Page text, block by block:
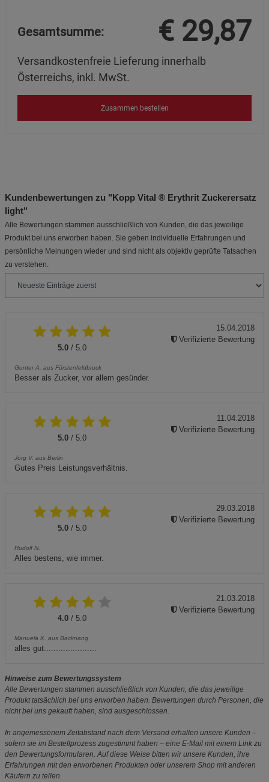
Gesamtsumme: € 29,87
Versandkostenfreie Lieferung innerhalb
Österreichs, inkl. MwSt.
Zusammen bestellen
Kundenbewertungen zu "Kopp Vital ® Erythrit Zuckerersatz
light"
Alle Bewertungen stammen ausschließlich von Kunden, die das jeweilige
Produkt bei uns erworben haben. Sie geben individuelle Erfahrungen und
persönliche Meinungen wieder und sind nicht als objektiv geprüfte Tatsachen
zu verstehen.
5.0 / 5.0
Gunter A. aus Fürstenfeldbruck
Besser als Zucker, vor allem gesünder.
15.04.2018
Verifizierte Bewertung
5.0 / 5.0
Jörg V. aus Berlin
Gutes Preis Leistungsverhältnis.
11.04.2018
Verifizierte Bewertung
5.0 / 5.0
Rudolf N.
Alles bestens, wie immer.
29.03.2018
Verifizierte Bewertung
4.0 / 5.0
Manuela K. aus Backnang
alles gut......................
21.03.2018
Verifizierte Bewertung
Hinweise zum Bewertungssystem
Alle Bewertungen stammen ausschließlich von Kunden, die das jeweilige
Produkt tatsächlich bei uns erworben haben. Bewertungen durch Personen, die
nicht bei uns gekauft haben, sind ausgeschlossen.
In angemessenem Zeitabstand nach dem Versand erhalten unsere Kunden –
sofern sie im Bestellprozess zugestimmt haben – eine E-Mail mit einem Link zu
den Bewertungsformularen. Auf diese Weise bitten wir unsere Kunden, ihre
Erfahrungen mit den erworbenen Produkten oder unserem Shop mit anderen
Käufern zu teilen.